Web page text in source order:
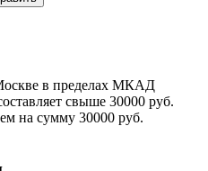
в пределах МКАД
свыше 30000 руб.
на сумму 30000 руб.